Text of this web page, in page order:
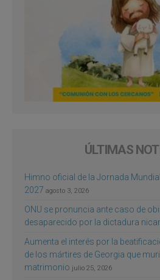
ÚLTIMAS
Himno oficial de la Jornada
2027 agosto 3, 2026
ONU se pronuncia ante caso de
desaparecido por la dictadura
Aumenta el interés por la
de los mártires de Georgia que
matrimonio julio 25, 2026